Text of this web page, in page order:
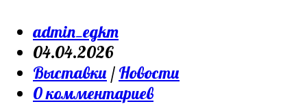
Post
author:
admin_egkm
Запись
опубликована:
04.04.2026
Post
category:
Выставки / Новости
Post
0 комментариев